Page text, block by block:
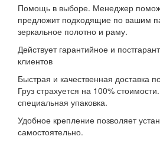
Помощь в выборе. Менеджер
предложит подходящие по вашим
зеркальное полотно и раму.
Действует гарантийное и
клиентов
Быстрая и качественная доставка
Груз страхуется на 100%
специальная упаковка.
Удобное крепление позволяет
самостоятельно.